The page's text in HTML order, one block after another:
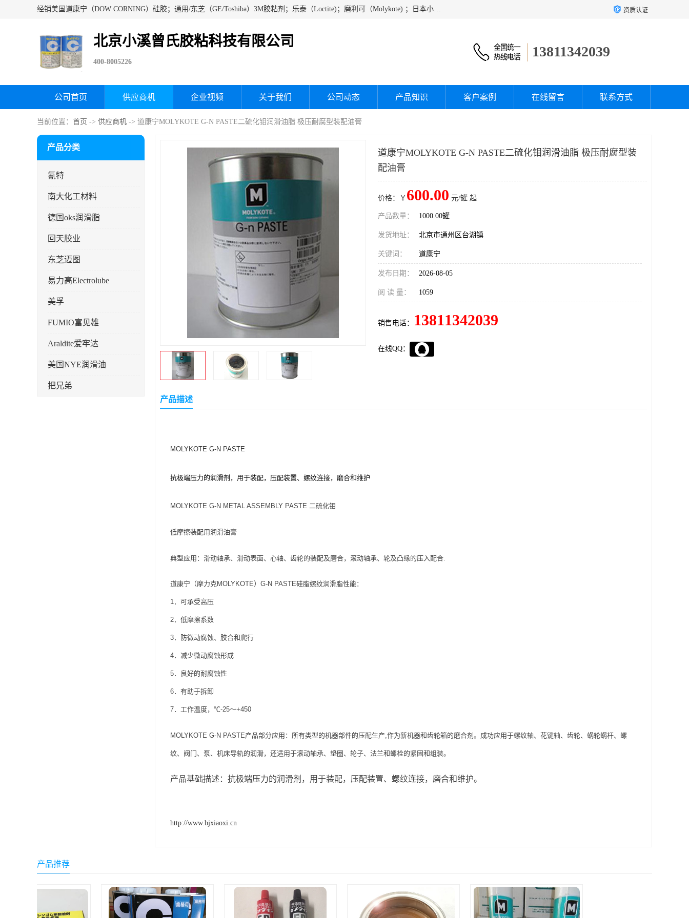
经销美国道康宁（DOW CORNING）硅胶；通用/东芝（GE/Toshiba）3M胶粘剂；乐泰（Loctite)；磨利可（Molykote) ；日本小西（KONISHI）硅胶；施敏打硬,硅胶；信越 产品；关东化成防潮披腹胶 ；三键；索尼；韩国Diabond，等各种电子电机电器进口硅胶产品、硅脂、硅油，经销美国道康宁（DOW CORNING）硅胶等 资质认证
北京小溪曾氏胶粘科技有限公司
400-8005226
13811342039
公司首页 供应商机 企业视频 关于我们 公司动态 产品知识 客户案例 在线留言 联系方式
当前位置： 首页 -> 供应商机 -> 道康宁MOLYKOTE G-N PASTE二硫化钼润滑油脂 极压耐腐型装配油膏
产品分类
氰特
南大化工材料
德国oks润滑脂
回天胶业
东芝迈图
易力高Electrolube
美孚
FUMIO富见雄
Araldite爱牢达
美国NYE润滑油
把兄弟
美国氰特CTTEC
Sankol(岸本)
乐泰 Loctite
道康宁MOLYKOTE G-N PASTE二硫化钼润滑油脂 极压耐腐型装
配油膏
价格：￥ 600.00 元/罐 起
产品数量： 1000.00罐
发货地址： 北京市通州区台湖镇
关键词： 道康宁
发布日期： 2026-08-05
阅 读 量： 1059
销售电话： 13811342039
在线QQ：
产品描述
MOLYKOTE G-N PASTE
抗极端压力的润滑剂，用于装配，压配装置、螺纹连接，磨合和维护
MOLYKOTE G-N METAL ASSEMBLY PASTE 二硫化钼
低摩擦装配用润滑油膏
典型应用：滑动轴承、滑动表面、心轴、齿轮的装配及磨合，滚动轴承、轮及凸缘的压入配合.
道康宁（摩力克MOLYKOTE）G-N PASTE硅脂螺纹润滑脂性能：
1．可承受高压
2．低摩擦系数
3．防微动腐蚀、胶合和爬行
4．减少微动腐蚀形成
5．良好的耐腐蚀性
6．有助于拆卸
7．工作温度，℃-25～+450
MOLYKOTE G-N PASTE产品部分应用：所有类型的机器部件的压配生产,作为新机器和齿轮箱的磨合剂。成功应用于螺纹轴、花键轴、齿轮、蜗轮蜗杆、螺
纹、阀门、泵、机床导轨的润滑，还适用于滚动轴承、垫圈、轮子、法兰和螺栓的紧固和组装。
产品基础描述：抗极端压力的润滑剂，用于装配，压配装置、螺纹连接，磨合和维护。
http://www.bjxiaoxi.cn
产品推荐